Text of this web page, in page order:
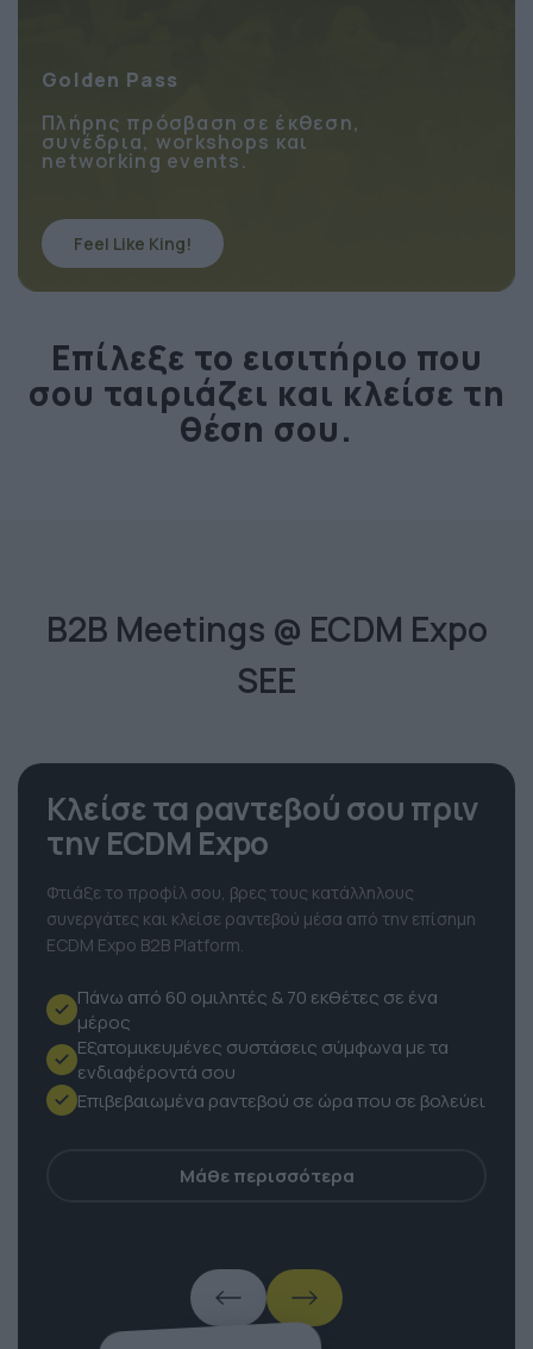
Golden Pass
Πλήρης πρόσβαση σε έκθεση,
συνέδρια, workshops και
networking events.
Feel Like King!
Επίλεξε το εισιτήριο που
σου ταιριάζει και κλείσε τη
θέση σου.
B2B Meetings @ ECDM Expo
SEE
Κλείσε τα ραντεβού σου πριν
την ECDM Expo
Φτιάξε το προφίλ σου, βρες τους κατάλληλους
συνεργάτες και κλείσε ραντεβού μέσα από την επίσημη
ECDM Expo B2B Platform.
Πάνω από 60 ομιλητές & 70 εκθέτες σε ένα
μέρος
Εξατομικευμένες συστάσεις σύμφωνα με τα
ενδιαφέροντά σου
Επιβεβαιωμένα ραντεβού σε ώρα που σε βολεύει
Μάθε περισσότερα